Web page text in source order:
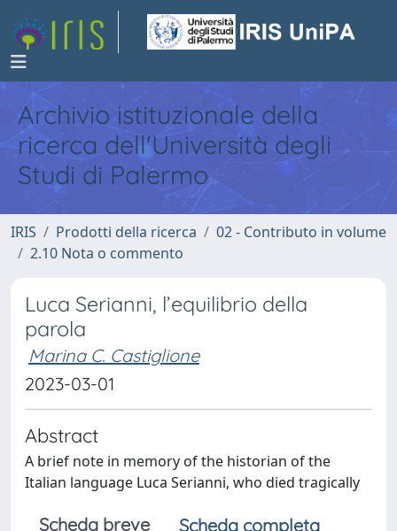
Archivio istituzionale della
ricerca dell'Università degli
Studi di Palermo
IRIS Prodotti della ricerca
02 - Contributo in volume
2.10 Nota o commento
Luca Serianni, l’equilibrio della
parola
Marina C. Castiglione
2023-03-01
Abstract
A brief note in memory of the historian of the
Italian language Luca Serianni, who died tragically
Scheda breve
Scheda completa